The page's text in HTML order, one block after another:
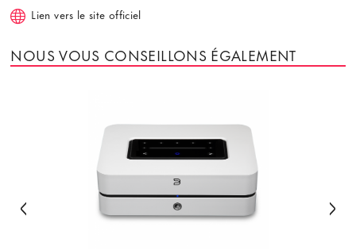
Lien vers le site officiel
NOUS VOUS CONSEILLONS ÉGALEMENT